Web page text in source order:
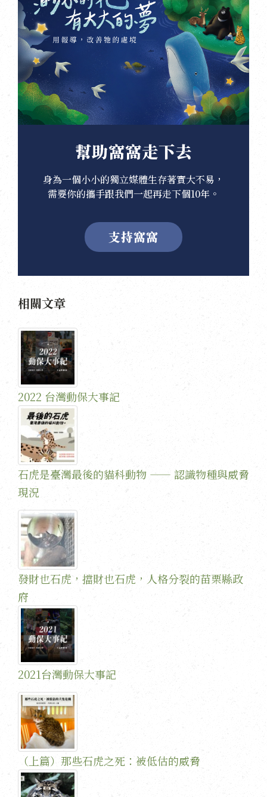
幫助窩窩走下去
身為一個小小的獨立媒體生存著實大不易，
需要你的攜手跟我們一起再走下個10年。
支持窩窩
相關文章
2022 台灣動保大事記
石虎是臺灣最後的貓科動物 —— 認識物種與威脅
現況
發財也石虎，擋財也石虎，人格分裂的苗栗縣政
府
2021台灣動保大事記
（上篇）那些石虎之死：被低估的威脅